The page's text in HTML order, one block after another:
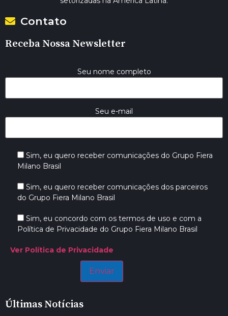
Contato
Receba Nossa Newsletter
Seu nome completo
Seu e-mail
Sim, eu quero receber comunicações do Grupo Fiera
Milano Brasil
Sim, eu quero receber comunicações dos parceiros
do Grupo Fiera Milano Brasil
Sim, eu concordo com os termos de uso e com a
Política de Privacidade do Grupo Fiera Milano Brasil
Ver Política de Privacidade
Últimas Notícias